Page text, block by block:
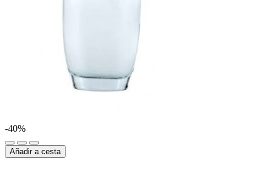
-40%
Añadir a cesta